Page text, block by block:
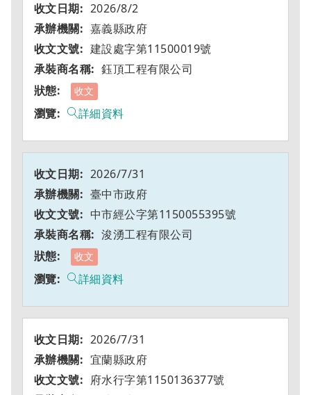
2026/8/2
嘉義縣政府
建設處字第11500019號
鈺頂工程有限公司
收文
詳細資料
2026/7/31
臺中市政府
中市經公字第1150055395號
浚湧工程有限公司
收文
詳細資料
2026/7/31
宜蘭縣政府
府水行字第1150136377號